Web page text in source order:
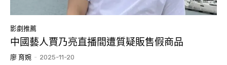
影劇推薦
中國藝人賈乃亮直播間遭質疑販售假商品
廖 育婉 - 2025-11-20